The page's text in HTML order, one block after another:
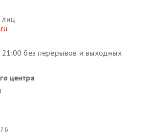
лиц
без перерывов и выходных
центра